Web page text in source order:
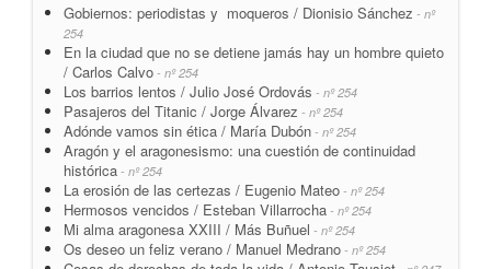
Gobiernos: periodistas y moqueros / Dionisio Sánchez - nº
254
En la ciudad que no se detiene jamás hay un hombre quieto
/ Carlos Calvo - nº 254
Los barrios lentos / Julio José Ordovás - nº 254
Pasajeros del Titanic / Jorge Álvarez - nº 254
Adónde vamos sin ética / María Dubón - nº 254
Aragón y el aragonesismo: una cuestión de continuidad
histórica - nº 254
La erosión de las certezas / Eugenio Mateo - nº 254
Hermosos vencidos / Esteban Villarrocha - nº 254
Mi alma aragonesa XXIII / Más Buñuel - nº 254
Os deseo un feliz verano / Manuel Medrano - nº 254